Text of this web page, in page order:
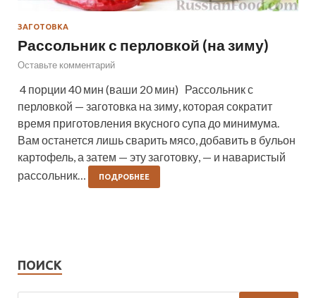
ЗАГОТОВКА
Рассольник с перловкой (на зиму)
Оставьте комментарий
4 порции 40 мин (ваши 20 мин) Рассольник с
перловкой — заготовка на зиму, которая сократит
время приготовления вкусного супа до минимума.
Вам останется лишь сварить мясо, добавить в бульон
картофель, а затем — эту заготовку, — и наваристый
рассольник…
ПОДРОБНЕЕ
ПОИСК